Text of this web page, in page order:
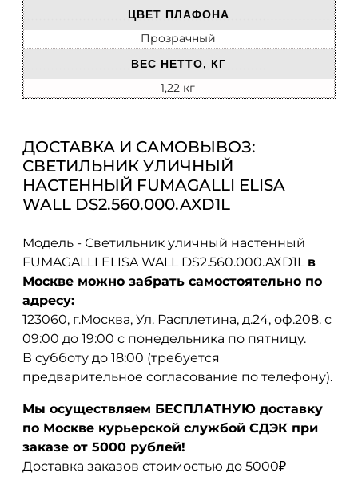
ЦВЕТ ПЛАФОНА
Прозрачный
ВЕС НЕТТО, КГ
1,22 кг
ДОСТАВКА И САМОВЫВОЗ:
СВЕТИЛЬНИК УЛИЧНЫЙ
НАСТЕННЫЙ FUMAGALLI ELISA
WALL DS2.560.000.AXD1L
Модель - Светильник уличный настенный
FUMAGALLI ELISA WALL DS2.560.000.AXD1L в
Москве можно забрать самостоятельно по
адресу:
123060, г.Москва, Ул. Расплетина, д.24, оф.208. с
09:00 до 19:00 с понедельника по пятницу.
В субботу до 18:00 (требуется
предварительное согласование по телефону).
Мы осуществляем БЕСПЛАТНУЮ доставку
по Москве курьерской службой СДЭК при
заказе от 5000 рублей!
Доставка заказов стоимостью до 5000₽